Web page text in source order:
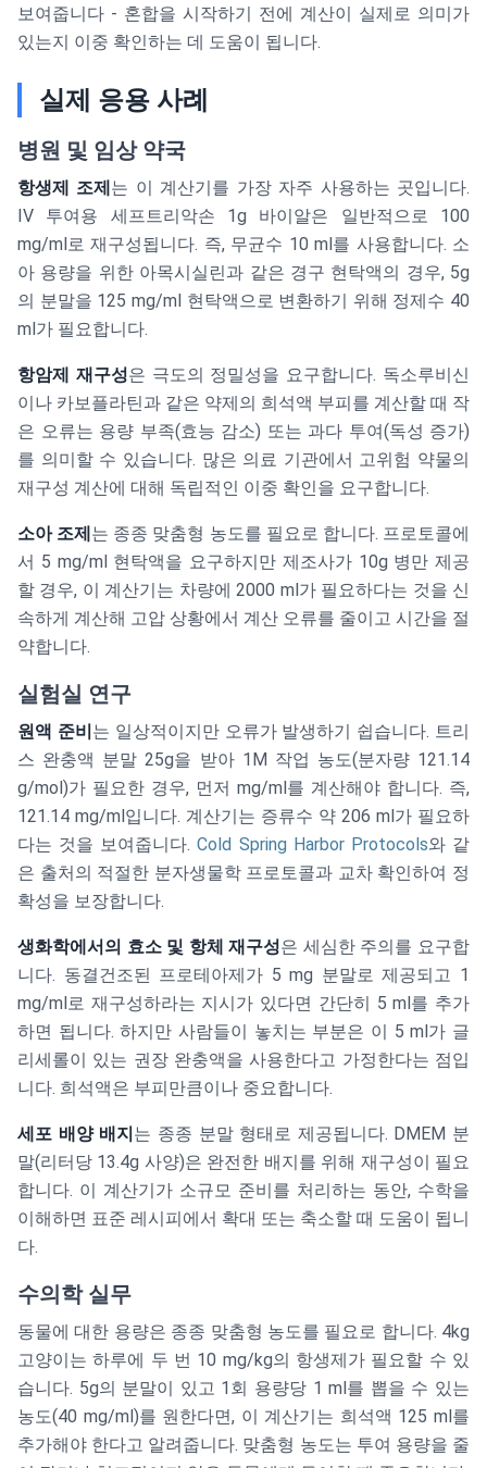
보여줍니다 - 혼합을 시작하기 전에 계산이 실제로 의미가
있는지 이중 확인하는 데 도움이 됩니다.
실제 응용 사례
병원 및 임상 약국
항생제 조제는 이 계산기를 가장 자주 사용하는 곳입니다.
IV 투여용 세프트리악손 1g 바이알은 일반적으로 100
mg/ml로 재구성됩니다. 즉, 무균수 10 ml를 사용합니다. 소
아 용량을 위한 아목시실린과 같은 경구 현탁액의 경우, 5g
의 분말을 125 mg/ml 현탁액으로 변환하기 위해 정제수 40
ml가 필요합니다.
항암제 재구성은 극도의 정밀성을 요구합니다. 독소루비신
이나 카보플라틴과 같은 약제의 희석액 부피를 계산할 때 작
은 오류는 용량 부족(효능 감소) 또는 과다 투여(독성 증가)
를 의미할 수 있습니다. 많은 의료 기관에서 고위험 약물의
재구성 계산에 대해 독립적인 이중 확인을 요구합니다.
소아 조제는 종종 맞춤형 농도를 필요로 합니다. 프로토콜에
서 5 mg/ml 현탁액을 요구하지만 제조사가 10g 병만 제공
할 경우, 이 계산기는 차량에 2000 ml가 필요하다는 것을 신
속하게 계산해 고압 상황에서 계산 오류를 줄이고 시간을 절
약합니다.
실험실 연구
원액 준비는 일상적이지만 오류가 발생하기 쉽습니다. 트리
스 완충액 분말 25g을 받아 1M 작업 농도(분자량 121.14
g/mol)가 필요한 경우, 먼저 mg/ml를 계산해야 합니다. 즉,
121.14 mg/ml입니다. 계산기는 증류수 약 206 ml가 필요하
다는 것을 보여줍니다.Cold Spring Harbor Protocols와 같
은 출처의 적절한 분자생물학 프로토콜과 교차 확인하여 정
확성을 보장합니다.
생화학에서의 효소 및 항체 재구성은 세심한 주의를 요구합
니다. 동결건조된 프로테아제가 5 mg 분말로 제공되고 1
mg/ml로 재구성하라는 지시가 있다면 간단히 5 ml를 추가
하면 됩니다. 하지만 사람들이 놓치는 부분은 이 5 ml가 글
리세롤이 있는 권장 완충액을 사용한다고 가정한다는 점입
니다. 희석액은 부피만큼이나 중요합니다.
세포 배양 배지는 종종 분말 형태로 제공됩니다. DMEM 분
말(리터당 13.4g 사양)은 완전한 배지를 위해 재구성이 필요
합니다. 이 계산기가 소규모 준비를 처리하는 동안, 수학을
이해하면 표준 레시피에서 확대 또는 축소할 때 도움이 됩니
다.
수의학 실무
동물에 대한 용량은 종종 맞춤형 농도를 필요로 합니다. 4kg
고양이는 하루에 두 번 10 mg/kg의 항생제가 필요할 수 있
습니다. 5g의 분말이 있고 1회 용량당 1 ml를 뽑을 수 있는
농도(40 mg/ml)를 원한다면, 이 계산기는 희석액 125 ml를
추가해야 한다고 알려줍니다. 맞춤형 농도는 투여 용량을 줄